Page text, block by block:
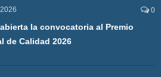
0
la convocatoria al Premio
de Calidad 2026